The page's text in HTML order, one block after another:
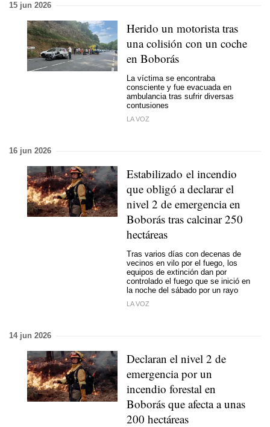
15 jun 2026
Herido un motorista tras
una colisión con un coche
en Boborás
La víctima se encontraba
consciente y fue evacuada en
ambulancia tras sufrir diversas
contusiones
LA VOZ
16 jun 2026
Estabilizado el incendio
que obligó a declarar el
nivel 2 de emergencia en
Boborás tras calcinar 250
hectáreas
Tras varios días con decenas de
vecinos en vilo por el fuego, los
equipos de extinción dan por
controlado el fuego que se inició en
la noche del sábado por un rayo
LA VOZ
14 jun 2026
Declaran el nivel 2 de
emergencia por un
incendio forestal en
Boborás que afecta a unas
200 hectáreas